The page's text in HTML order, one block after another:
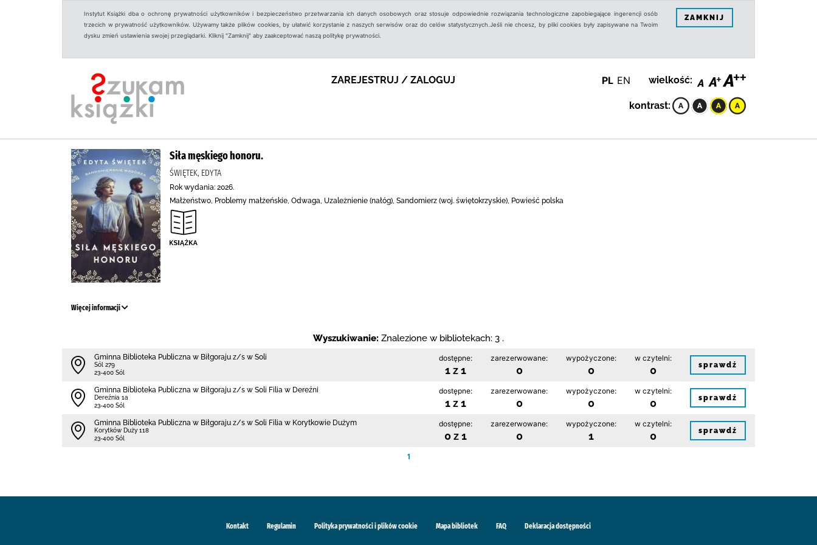
Instytut Książki dba o ochronę prywatności użytkowników i bezpieczeństwo przetwarzania ich danych osobowych oraz stosuje odpowiednie rozwiązania technologiczne zapobiegające ingerencji osób
trzecich w prywatność użytkowników. Używamy także plików cookies, by ułatwić korzystanie z naszych serwisów oraz do celów statystycznych.Jeśli nie chcesz, by pliki cookies były zapisywane na Twoim
dysku zmień ustawienia swojej przeglądarki. Kliknij "Zamknij" aby zaakceptować naszą politykę prywatności.
ZAMKNIJ
ZAREJESTRUJ / ZALOGUJ PL EN wielkość:
kontrast:
Siła męskiego honoru.
ŚWIĘTEK, EDYTA
Rok wydania: 2026.
Małżeństwo, Problemy małżeńskie, Odwaga, Uzależnienie (nałóg), Sandomierz (woj. świętokrzyskie), Powieść polska
Więcej informacji
Wyszukiwanie: Znalezione w bibliotekach: 3 .
Gminna Biblioteka Publiczna w Biłgoraju z/s w Soli
Sól 279
23-400 Sól
dostępne:
1 z 1
zarezerwowane:
0
wypożyczone:
0
w czytelni:
0 sprawdź
Gminna Biblioteka Publiczna w Biłgoraju z/s w Soli Filia w Dereźni
Dereźnia 1a
23-400 Sól
dostępne:
1 z 1
zarezerwowane:
0
wypożyczone:
0
w czytelni:
0 sprawdź
Gminna Biblioteka Publiczna w Biłgoraju z/s w Soli Filia w Korytkowie Dużym
Korytków Duży 118
23-400 Sól
dostępne:
0 z 1
zarezerwowane:
0
wypożyczone:
1
w czytelni:
0 sprawdź
1
Kontakt Regulamin Polityka prywatności i plików cookie Mapa bibliotek FAQ Deklaracja dostępności